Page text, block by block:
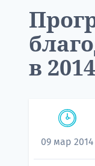
в
09 мар 2014